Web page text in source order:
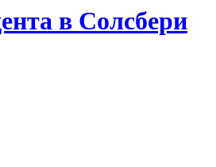
в Солсбери